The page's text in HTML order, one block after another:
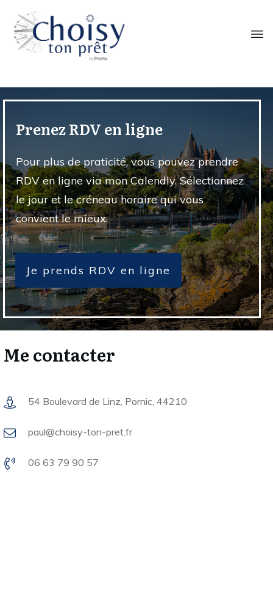
Prenez RDV en ligne
Pour plus de praticité, vous pouvez prendre
RDV en ligne via mon Calendly. Sélectionnez
le jour et le créneau horaire qui vous
convient le mieux.
Je prends RDV en ligne
Me contacter
54 Boulevard de Linz, Pornic, 44210
paul@choisy-ton-pret.fr
06 63 79 90 57